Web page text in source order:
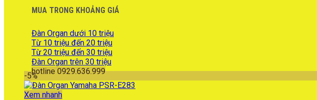
MUA TRONG KHOẢNG GIÁ
Đàn Organ dưới 10 triệu
Từ 10 triệu đến 20 triệu
Từ 20 triệu đến 30 triệu
Đàn Organ trên 30 triệu
hotline 0929.636.999
-5%
Xem nhanh